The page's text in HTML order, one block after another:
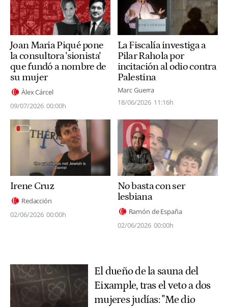
Joan Maria Piqué pone
la consultora 'sionista'
que fundó a nombre de
su mujer
Àlex Cárcel
09/07/2026 00:00h
La Fiscalía investiga a
Pilar Rahola por
incitación al odio contra
Palestina
Marc Guerra
18/06/2026 11:16h
Irene Cruz
Redacción
02/06/2026 00:00h
No basta con ser
lesbiana
Ramón de España
02/06/2026 00:00h
El dueño de la sauna del
Eixample, tras el veto a dos
mujeres judías: "Me dio